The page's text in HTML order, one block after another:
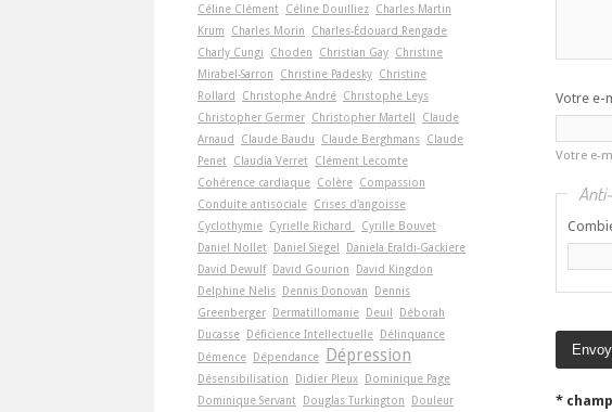
Votre e-
Votre e-
*
Céline Clément Céline Douilliez Charles Martin
Krum
Charles Morin
Charles-Édouard Rengade
Charly Cungi
Choden Christian Gay Christine
Mirabel-Sarron
Christine Padesky Christine
Rollard
Christophe André Christophe Leys
Christopher Germer Christopher Martell
Claude
Arnaud
Claude Baudu Claude Berghmans Claude
Penet Claudia Verret Clément Lecomte
Cohérence cardiaque Colère Compassion
Conduite antisociale Crises d'angoisse
Cyclothymie Cyrielle Richard
Cyrille Bouvet
Daniel Nollet Daniel Siegel
Daniela Eraldi-Gackiere
David Dewulf David Gourion
David Kingdon
Delphine Nelis Dennis Donovan
Dennis
Greenberger Dermatillomanie Deuil
Déborah
Ducasse Déficience Intellectuelle Délinquance
Démence Dépendance Dépression
Désensibilisation Didier Pleux Dominique Page
Dominique Servant Douglas Turkington
Douleur